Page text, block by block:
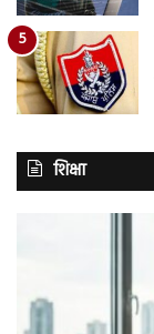
शिक्षा